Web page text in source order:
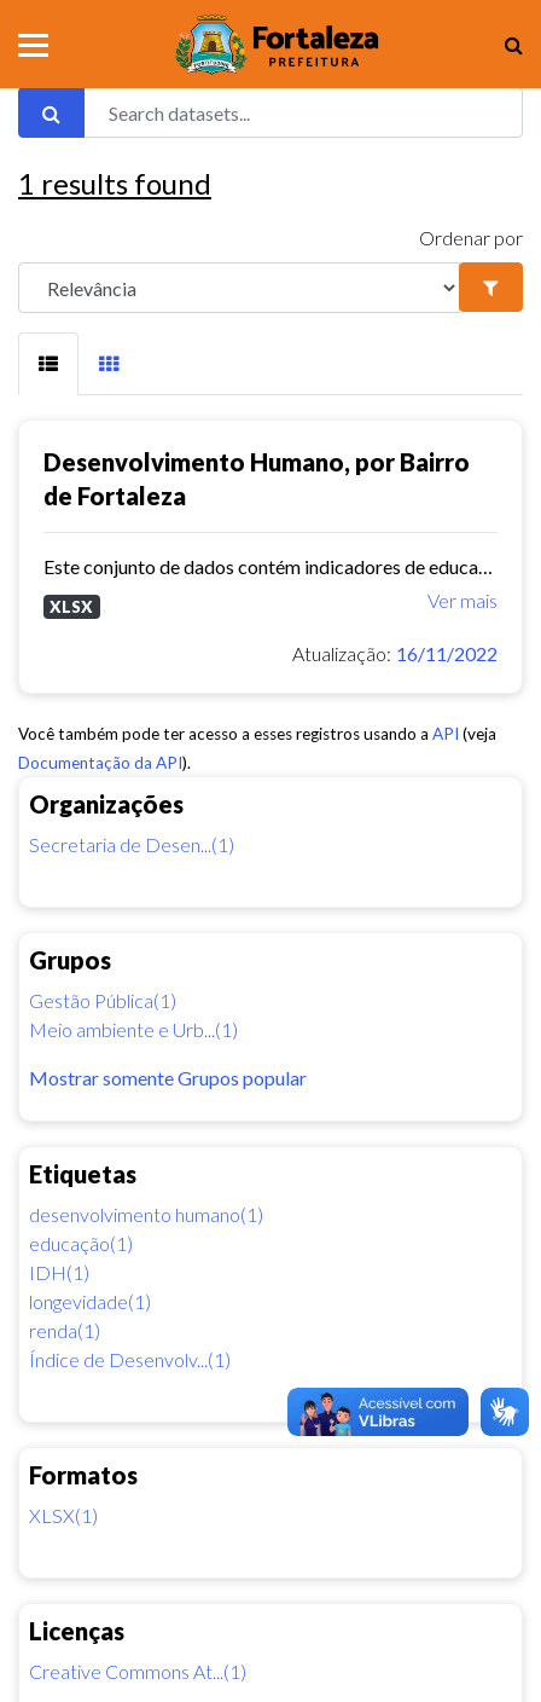
Organizações
Secretaria de Desen...(1)
Grupos
Gestão Pública(1)
Meio ambiente e Urb...(1)
Mostrar somente Grupos popular
Etiquetas
desenvolvimento humano(1)
educação(1)
IDH(1)
longevidade(1)
renda(1)
Índice de Desenvolv...(1)
Formatos
XLSX(1)
Licenças
Creative Commons At...(1)
1 results found
Ordenar por
Desenvolvimento Humano, por Bairro
de Fortaleza
Ver mais
XLSX
Atualização: 16/11/2022
Você também pode ter acesso a esses registros usando a API (veja
Documentação da API).